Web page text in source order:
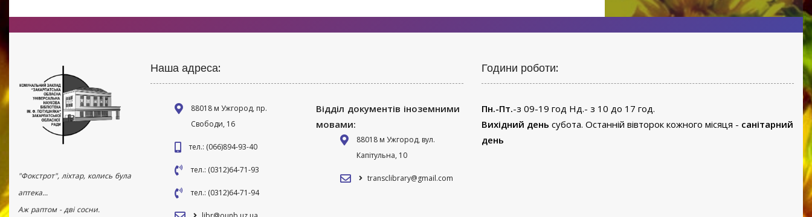
"Фокстрот", ліхтар, колись була
аптека...
Аж раптом - дві сосни.
Наша адреса:
88018 м Ужгород, пр.
Свободи, 16
тел.: (066)894-93-40
тел.: (0312)64-71-93
тел.: (0312)64-71-94
Відділ документів іноземними
мовами:
88018 м Ужгород, вул.
Капітульна, 10
transclibrary@gmail.com
Години роботи:
Пн.-Пт.-з 09-19 год Нд.- з 10 до 17 год.
Вихідний день субота. Останній вівторок кожного місяця - санітарний
день